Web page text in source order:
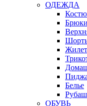
ОДЕЖДА
Брюки
Белье
ОБУВЬ